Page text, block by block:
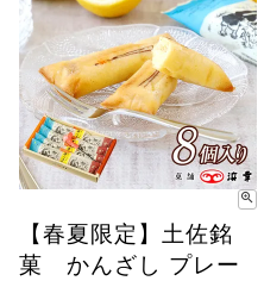
【春夏限定】土佐銘
菓 かんざし プレー